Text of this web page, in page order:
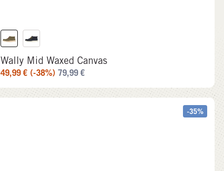
Wally Mid Waxed Canvas
49,99€ (-38%) 79,99€
-35%